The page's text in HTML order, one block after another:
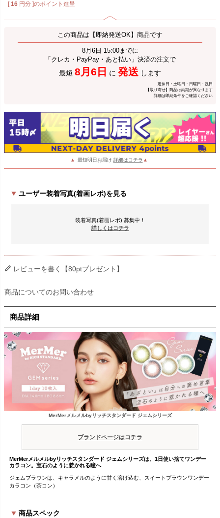
[16 円分 ]のポイント進呈
この商品は【即納発送OK】商品です
8月6日 15:00までに
「クレカ・PayPay・あと払い」決済の注文で
最短 8月6日 に 発送 します
定休日：土曜日・日曜日・祝日
【取り寄せ】商品は納期が異なります
詳細は即納条件をご確認ください
▲ 最短明日お届け 詳細はコチラ ▲
ユーザー装着写真(着画レポ)を見る
装着写真(着画レポ) 募集中！
詳しくはコチラ
レビューを書く【80ptプレゼント】
商品についてのお問い合わせ
商品詳細
MerMerメルメルbyリッチスタンダード ジェムシリーズ
ブランドページはコチラ
MerMerメルメルbyリッチスタンダード ジェムシリーズは、1日使い捨てワンデー
カラコン。宝石のように惹かれる瞳へ
ジェムブラウンは、キャラメルのように甘く溶け込む、スイートブラウンワンデー
カラコン（茶コン）
商品スペック